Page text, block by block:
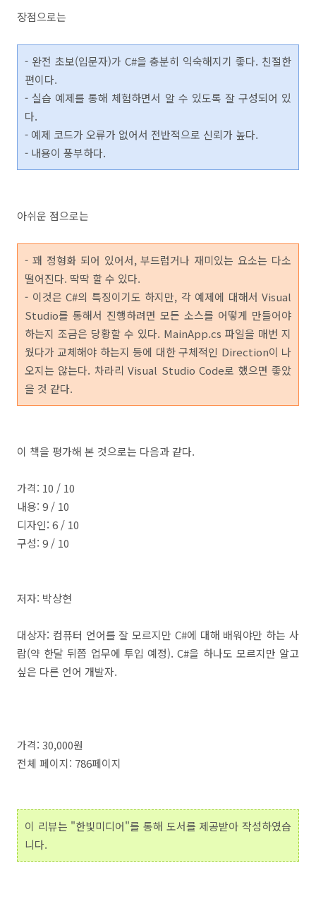
장점으로는
- 완전 초보(입문자)가 C#을 충분히 익숙해지기 좋다. 친절한
편이다.
- 실습 예제를 통해 체험하면서 알 수 있도록 잘 구성되어 있
다.
- 예제 코드가 오류가 없어서 전반적으로 신뢰가 높다.
- 내용이 풍부하다.
아쉬운 점으로는
- 꽤 정형화 되어 있어서, 부드럽거나 재미있는 요소는 다소
떨어진다. 딱딱 할 수 있다.
- 이것은 C#의 특징이기도 하지만, 각 예제에 대해서 Visual
Studio를 통해서 진행하려면 모든 소스를 어떻게 만들어야
하는지 조금은 당황할 수 있다. MainApp.cs 파일을 매번 지
웠다가 교체해야 하는지 등에 대한 구체적인 Direction이 나
오지는 않는다. 차라리 Visual Studio Code로 했으면 좋았
을 것 같다.
이 책을 평가해 본 것으로는 다음과 같다.
가격: 10 / 10
내용: 9 / 10
디자인: 6 / 10
구성: 9 / 10
저자: 박상현
대상자: 컴퓨터 언어를 잘 모르지만 C#에 대해 배워야만 하는 사
람(약 한달 뒤쯤 업무에 투입 예정). C#을 하나도 모르지만 알고
싶은 다른 언어 개발자.
가격: 30,000원
전체 페이지: 786페이지
이 리뷰는 "한빛미디어"를 통해 도서를 제공받아 작성하였습
니다.